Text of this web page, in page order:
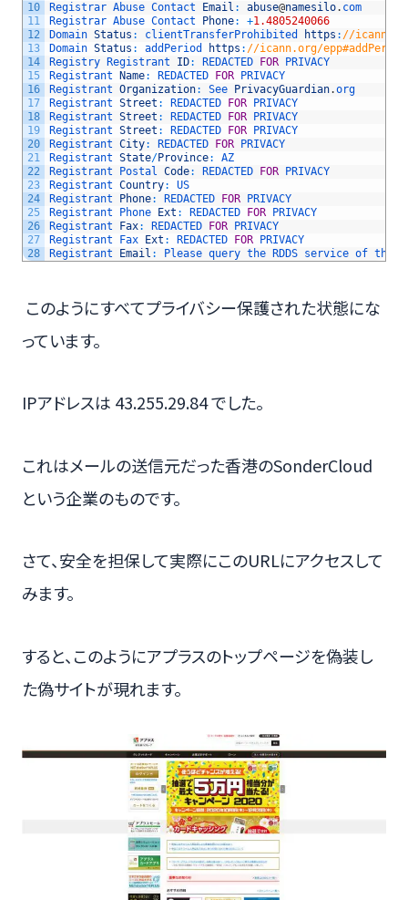
10
11
12
13
14
15
16
17
18
19
20
21
22
23
24
25
26
27
28
Registrar Abuse Contact Email : abuse@namesilo. com
Registrar Abuse Contact Phone: +1.4805240066
Domain Status : clientTransferProhibited https : //
Domain Status : addPeriod https : //icann.org/epp#addPeriod
Registry Registrant ID: REDACTED FOR PRIVACY
Registrant Name: REDACTED FOR PRIVACY
Registrant Organization: See PrivacyGuardian.org
Registrant Street : REDACTED FOR PRIVACY
Registrant Street : REDACTED FOR PRIVACY
Registrant Street : REDACTED FOR PRIVACY
Registrant City: REDACTED FOR PRIVACY
Registrant State/Province:
AZ
Registrant Postal Code: REDACTED FOR PRIVACY
Registrant Country:
US
Registrant Phone: REDACTED FOR PRIVACY
Registrant Phone Ext : REDACTED FOR PRIVACY
Registrant Fax: REDACTED FOR PRIVACY
Registrant Fax Ext : REDACTED FOR PRIVACY
Registrant Email : Please query the RDDS service of the
このようにすべてプライバシー保護された状態にな
っています。
IPアドレスは 43.255.29.84 でした。
これはメールの送信元だった香港のSonderCloud
という企業のものです。
さて、安全を担保して実際にこのURLにアクセスして
みます。
すると、このようにアプラスのトップページを偽装し
た偽サイトが現れます。